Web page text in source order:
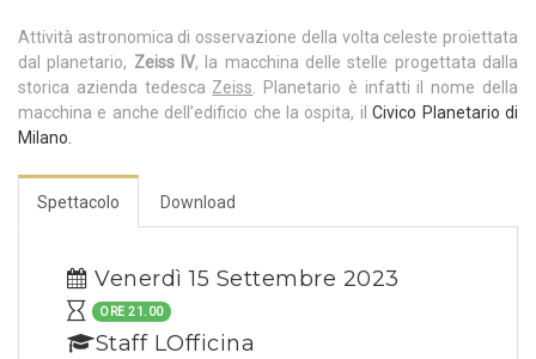
Attività astronomica di osservazione della volta celeste proiettata
dal planetario, Zeiss IV, la macchina delle stelle progettata dalla
storica azienda tedesca Zeiss. Planetario è infatti il nome della
macchina e anche dell’edificio che la ospita, il Civico Planetario di
Milano.
Spettacolo Download
Venerdì 15 Settembre 2023
ORE 21.00
Staff LOfficina